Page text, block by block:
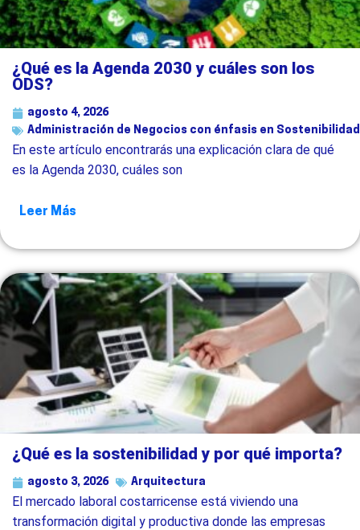
¿Qué es la Agenda 2030 y cuáles son los
ODS?
agosto 4, 2026
Administración de Negocios con énfasis en Sostenibilidad
En este artículo encontrarás una explicación clara de qué
es la Agenda 2030, cuáles son
Leer Más
¿Qué es la sostenibilidad y por qué importa?
agosto 3, 2026 Arquitectura
El mercado laboral costarricense está viviendo una
transformación digital y productiva donde las empresas